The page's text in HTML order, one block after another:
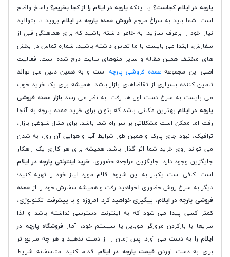
پارچه در ایلام کجاست؟ یا اینکه پارچه در ایلام را از کجا بخریم؟ پاسخ واضح
است. شما باید به سراغ مرجع فروش عمده پارچه در ایلام بروید تا بتوانید
نیاز خود را برطرف سازید. به خاطر داشته باشید که برای هماهنگی قبل از
سفارش، ابتدا می بایست با ما تماس داشته باشید. شماره تماس در بخش
های مختلف همین مقاله و سایر منوهای سایت درج شده است. فعالیت
اصلی این مجموعه عمده فروشی پارچهاست و به همین دلیل می تواند
تامین کننده بسیاری از تقاضاهای بازار باشد. همیشه برای یک خرید خوب
می بایست به سراغ دست اول ها رفت. به نظر می رسد بازار عمده فروشی
پارچه در ایلامبهترین مکانی باشد که بتوان برای خرید عمده پارچه به آنجا
رفت اما ممکن است مشکلاتی بر سر راه شما باشد. برای مثال شلوغی بازار،
ترافیک، نبود جای پارک و همین طور شرایط آب و هوایی آن روز، به شدن
می تواند روی خرید شما اثر گذار باشد. همیشه برای هر کاری یک راهکار
جایگزین وجود دارد. جایگزین مراجعه حضوری، خرید اینترنتی پارچه در ایلام
است. کافی است یکبار به این شیوه اقلام مورد نیاز خود را تهیه کنید؛
دیگر به سراغ روش حضوری نخواهید رفت و همیشه سفارش خود را از عمده
فروشی پارچه در ایلام، پیگیری خواهید کرد. امروزه و با پیشرفت تکنولوژی،
کمتر کسی پیدا می شود که به اینترنت دسترسی نداشته باشد و لذا
سریعا با بازکردن مرورگر موبایل یا سیستم خود، آمارفروشگاه پارچه در
ایلام را به دست می آورد. پس زمان را از دست ندهید و هر چه سریع تر
برای به دست آوردنقیمت پارچه در ایلاماقدام کنید. متاسفانه شرایط